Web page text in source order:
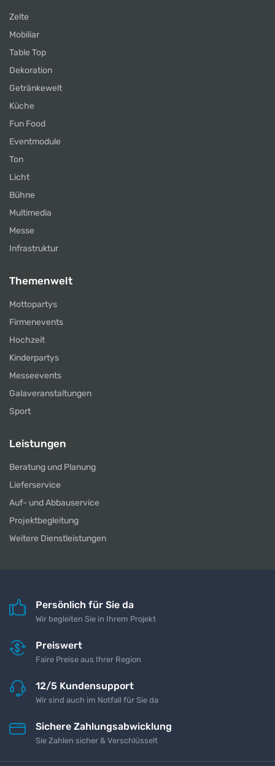
Zelte
Mobiliar
Table Top
Dekoration
Getränkewelt
Küche
Fun Food
Eventmodule
Ton
Licht
Bühne
Multimedia
Messe
Infrastruktur
Themenwelt
Mottopartys
Firmenevents
Hochzeit
Kinderpartys
Messeevents
Galaveranstaltungen
Sport
Leistungen
Beratung und Planung
Lieferservice
Auf- und Abbauservice
Projektbegleitung
Weitere Dienstleistungen
Persönlich für Sie da
Wir begleiten Sie in Ihrem Projekt
Preiswert
Faire Preise aus Ihrer Region
12/5 Kundensupport
Wir sind auch im Notfall für Sie da
Sichere Zahlungsabwicklung
Sie Zahlen sicher & Verschlüsselt